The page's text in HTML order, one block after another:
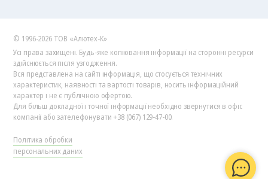
© 1996-2026 ТОВ «Алютех‑К»
Усі права захищені. Будь-яке копіювання інформації на сторонні ресурси
здійснюється після узгодження.
Вся представлена на сайті інформація, що стосується технічних
характеристик, наявності та вартості товарів, носить інформаційний
характер і не є публічною офертою.
Для більш докладної і точної інформації необхідно звернутися в офіс
компанії або зателефонувати +38 (067) 129-47-00.
Політика обробки
персональних даних